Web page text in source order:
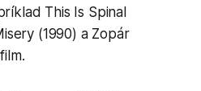
This Is Spinal
(1990) a Zopár